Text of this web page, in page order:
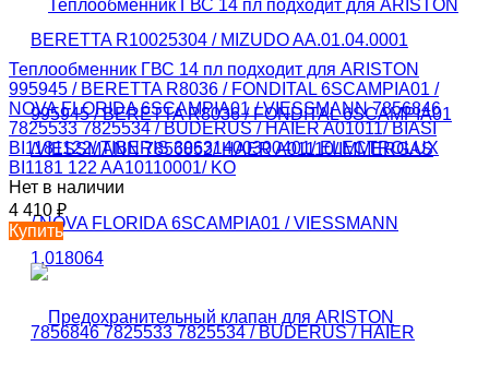
Теплообменник ГВС 14 пл подходит для ARISTON
995945 / BERETTA R8036 / FONDITAL 6SCAMPIA01 /
NOVA FLORIDA 6SCAMPIA01 / VIESSMANN 7856846
7825533 7825534 / BUDERUS / HAIER A01011/ BIASI
BI1181122/ TIBERIS 30631400300401/ ELECTROLUX
BI1181 122 AA10110001/ KO
Нет в наличии
4 410 ₽
Купить